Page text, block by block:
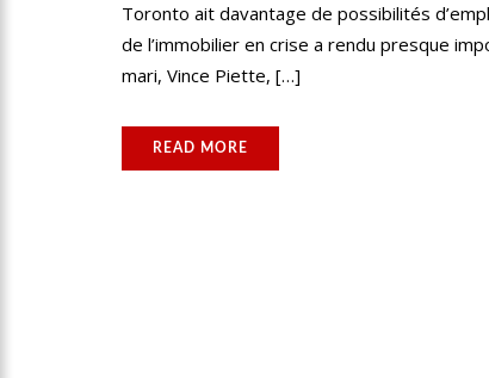
Toronto ait davantage de possibilités
de l’immobilier en crise a rendu presque
mari, Vince Piette, […]
READ MORE